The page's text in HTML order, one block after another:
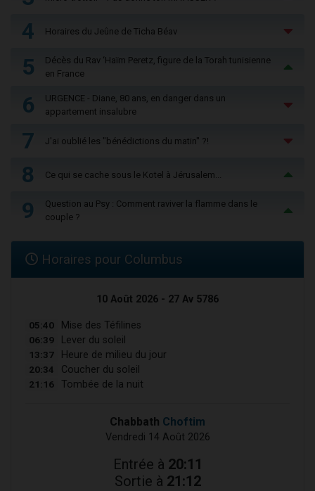
4 Horaires du Jeûne de Ticha Béav
5
Décès du Rav ‘Haïm Peretz, figure de la Torah tunisienne
en France
6
URGENCE - Diane, 80 ans, en danger dans un
appartement insalubre
7 J'ai oublié les "bénédictions du matin" ?!
8 Ce qui se cache sous le Kotel à Jérusalem...
9
Question au Psy : Comment raviver la flamme dans le
couple ?
Horaires pour Columbus
10 Août 2026 - 27 Av 5786
05:40 Mise des Téfilines
06:39 Lever du soleil
13:37 Heure de milieu du jour
20:34 Coucher du soleil
21:16 Tombée de la nuit
Chabbath Choftim
Vendredi 14 Août 2026
Entrée à 20:11
Sortie à 21:12